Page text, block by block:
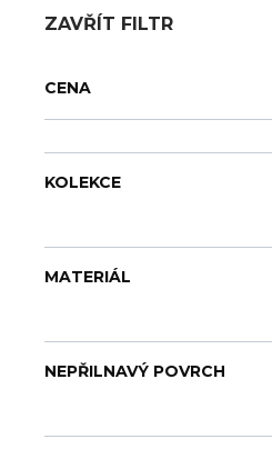
ZAVŘÍT FILTR
CENA
KOLEKCE
MATERIÁL
NEPŘILNAVÝ POVRCH